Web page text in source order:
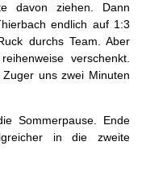
davon ziehen. Dann
endlich auf 1:3
durchs Team. Aber
verschenkt.
uns zwei Minuten
Sommerpause. Ende
in die zweite